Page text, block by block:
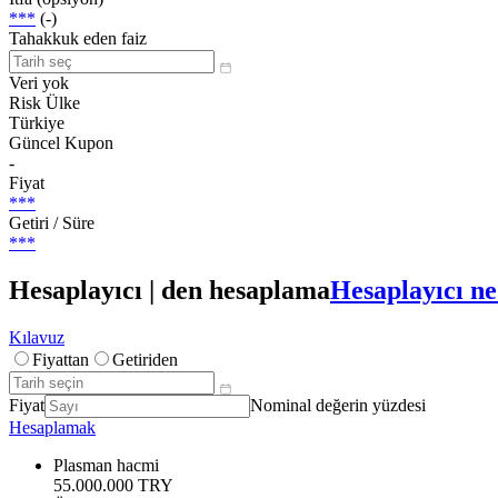
*** (-)
Tahakkuk eden faiz
Veri yok
Risk Ülke
Türkiye
Güncel Kupon
-
Fiyat
***
Getiri / Süre
***
Hesaplayıcı | den hesaplamaHesaplayıcı
Kılavuz
Fiyattan
Getiriden
Fiyat
Nominal değerin yüzdesi
Hesaplamak
Plasman hacmi
55.000.000 TRY